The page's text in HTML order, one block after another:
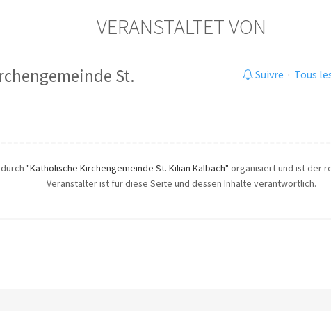
VERANSTALTET VON
St.
Suivre · Tous
durch"Katholische Kirchengemeinde St. Kilian Kalbach" organisiert und ist der
Veranstalter ist für diese Seite und dessen Inhalte verantwortlich.